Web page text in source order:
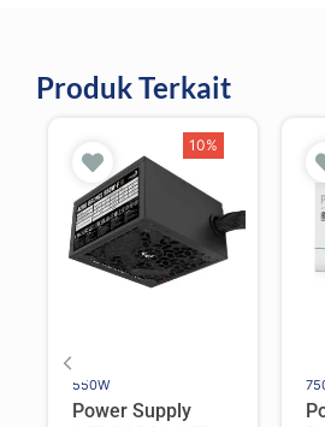
Produk Terkait
10%
550W
Power Supply